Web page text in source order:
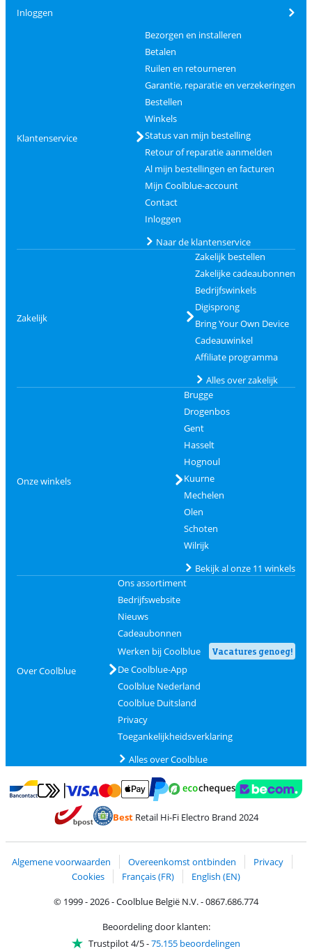
Inloggen
Klantenservice
Bezorgen en installeren
Betalen
Ruilen en retourneren
Garantie, reparatie en verzekeringen
Bestellen
Winkels
Status van mijn bestelling
Retour of reparatie aanmelden
Al mijn bestellingen en facturen
Mijn Coolblue-account
Contact
Inloggen
Naar de klantenservice
Zakelijk
Zakelijk bestellen
Zakelijke cadeaubonnen
Bedrijfswinkels
Digisprong
Bring Your Own Device
Cadeauwinkel
Affiliate programma
Alles over zakelijk
Onze winkels
Brugge
Drogenbos
Gent
Hasselt
Hognoul
Kuurne
Mechelen
Olen
Schoten
Wilrijk
Bekijk al onze 11 winkels
Over Coolblue
Ons assortiment
Bedrijfswebsite
Nieuws
Cadeaubonnen
Werken bij Coolblue
Vacatures genoeg!
De Coolblue-App
Coolblue Nederland
Coolblue Duitsland
Privacy
Toegankelijkheidsverklaring
Alles over Coolblue
Betalen met Bancontact
Betalen met MasterCard en Visa via ClickToPay
Betalen met PayPal
BestRetail Hi-Fi Electro Brand 2024
Algemene voorwaarden Overeenkomst ontbinden
Privacy
Cookies
Français (FR)
English (EN)
© 1999 - 2026 - Coolblue België N.V. - 0867.686.774
Beoordeling door klanten:
Trustpilot 4/5-75.155 beoordelingen